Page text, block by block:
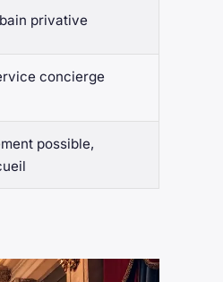
privative
concierge
possible,